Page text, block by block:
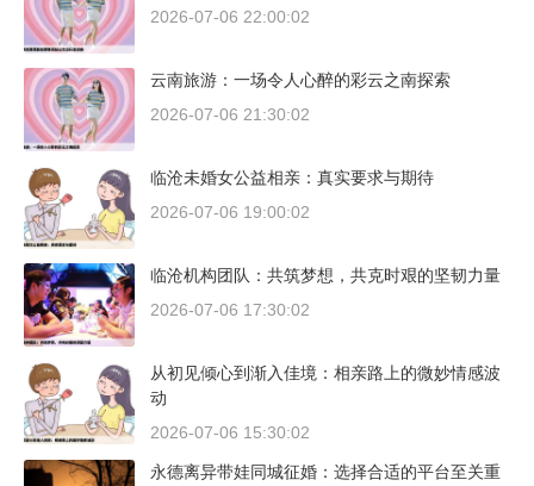
2026-07-06 22:00:02
云南旅游：一场令人心醉的彩云之南探索
2026-07-06 21:30:02
临沧未婚女公益相亲：真实要求与期待
2026-07-06 19:00:02
临沧机构团队：共筑梦想，共克时艰的坚韧力量
2026-07-06 17:30:02
从初见倾心到渐入佳境：相亲路上的微妙情感波
动
2026-07-06 15:30:02
永德离异带娃同城征婚：选择合适的平台至关重